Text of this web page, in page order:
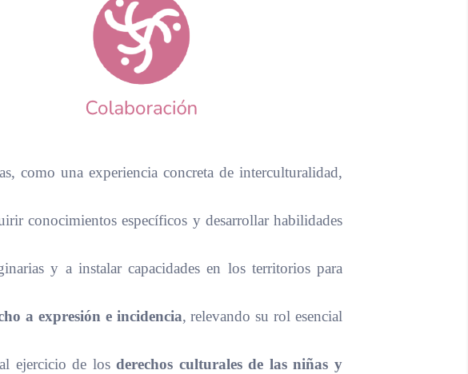
como una experiencia concreta de interculturalidad,
conocimientos específicos y desarrollar habilidades
y a instalar capacidades en los territorios para
a expresión e incidencia, relevando su rol esencial
al ejercicio de losderechos culturales de las niñas y